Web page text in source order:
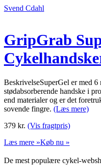
Svend Cdahl
GripGrab
BeskrivelseSuperGel er med
stødabsorberende handske i
end materialer og er det
sovende fingre. (Læs mere)
379 kr. (Vis fragtpris)
Læs mere »Køb nu »
De mest populære cykel-